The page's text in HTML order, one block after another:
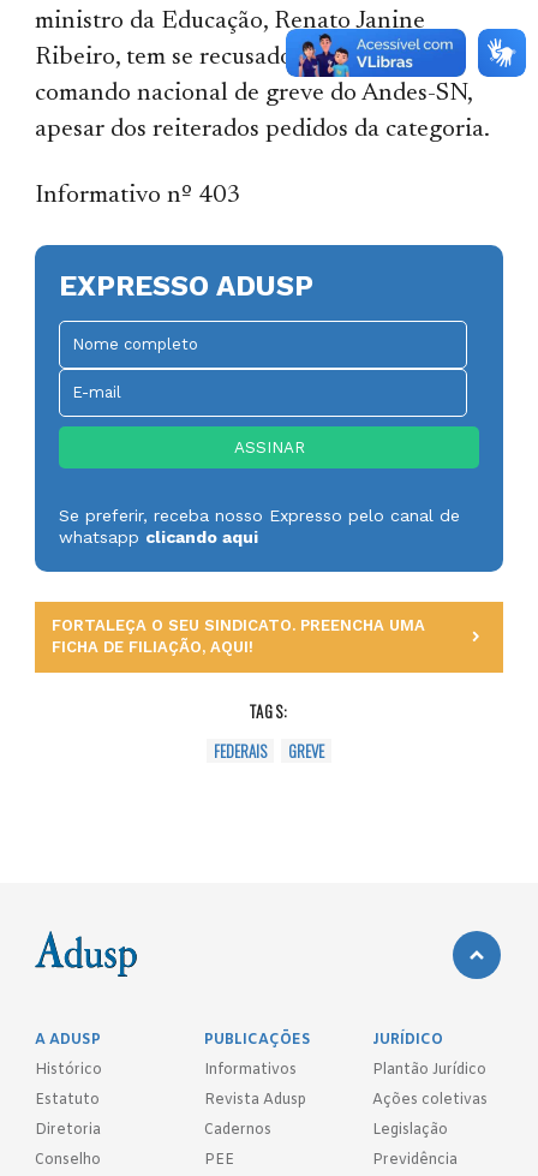
ministro da Educação, Renato Janine
Ribeiro, tem se recusado a receber o
comando nacional de greve do Andes-SN,
apesar dos reiterados pedidos da categoria.
Informativo nº 403
EXPRESSO ADUSP
Se preferir, receba nosso Expresso pelo canal de
whatsapp clicando aqui
FORTALEÇA O SEU SINDICATO. PREENCHA UMA
FICHA DE FILIAÇÃO, AQUI!
TAGS:
FEDERAIS
GREVE
A ADUSP
Histórico
Estatuto
Diretoria
Conselho
PUBLICAÇÕES
Informativos
Revista Adusp
Cadernos
PEE
JURÍDICO
Plantão Jurídico
Ações coletivas
Legislação
Previdência